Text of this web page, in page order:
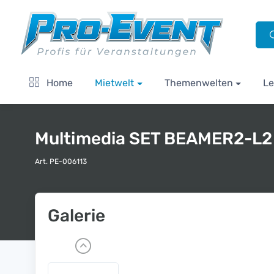
Home Mietwelt Themenwelten
Multimedia SET BEAMER2-L2
Art. PE-006113
Galerie
P
r